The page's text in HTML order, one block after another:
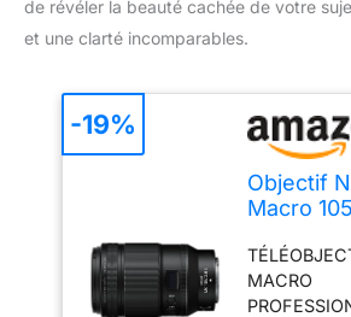
de révéler la beauté cachée de votre
et une clarté incomparables.
Objectif
Macro
NIKON Z
MACRO
-19%